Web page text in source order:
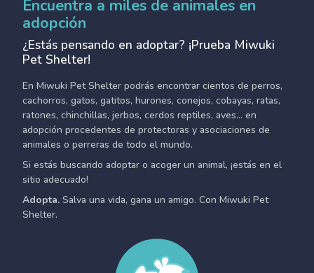
Encuentra a miles de animales en
adopción
¿Estás pensando en adoptar? ¡Prueba Miwuki
Pet Shelter!
En Miwuki Pet Shelter podrás encontrar cientos de perros,
cachorros, gatos, gatitos, hurones, conejos, cobayas, ratas,
ratones, chinchillas, jerbos, cerdos reptiles, aves... en
adopción procedentes de protectoras y asociaciones de
animales o perreras de todo el mundo.
Si estás buscando adoptar o acoger un animal, ¡estás en el
sitio adecuado!
Adopta. Salva una vida, gana un amigo. Con Miwuki Pet
Shelter.